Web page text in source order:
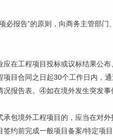
必报告”的原则，向商务主管部
在工程项目投标或议标结果公
项目合同之日起30个工作日内，
况报告表。④如在境外发生突发事
承包境外工程项目的，应当在对
签约前完成一般项目备案/特定项